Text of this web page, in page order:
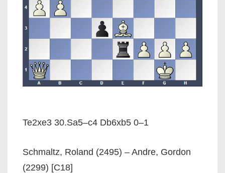
Te2xe3 30.Sa5–c4 Db6xb5 0–1
Schmaltz, Roland (2495) – Andre, Gordon
(2299) [C18]